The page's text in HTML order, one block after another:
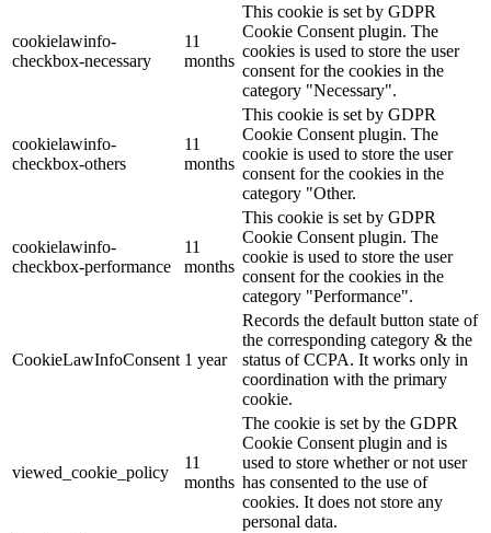
cookielawinfo-
checkbox-necessary
11
months
This cookie is set by GDPR
Cookie Consent plugin. The
cookies is used to store the user
consent for the cookies in the
category "Necessary".
cookielawinfo-
checkbox-others
11
months
This cookie is set by GDPR
Cookie Consent plugin. The
cookie is used to store the user
consent for the cookies in the
category "Other.
cookielawinfo-
checkbox-performance
11
months
This cookie is set by GDPR
Cookie Consent plugin. The
cookie is used to store the user
consent for the cookies in the
category "Performance".
CookieLawInfoConsent 1 year
Records the default button state of
the corresponding category & the
status of CCPA. It works only in
coordination with the primary
cookie.
viewed_cookie_policy
11
months
The cookie is set by the GDPR
Cookie Consent plugin and is
used to store whether or not user
has consented to the use of
cookies. It does not store any
personal data.